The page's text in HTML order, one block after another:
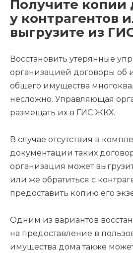
Получите копии
у контрагентов
выгрузите из
Восстановить утерянные
организацией договоры об
общего имущества
несложно. Управляющая
размещать их в ГИС ЖКХ.
В случае отсутствия в
документации таких
организация может
или же обратиться с
предоставить копию его
Одним из вариантов
на предоставление в
имущества дома также